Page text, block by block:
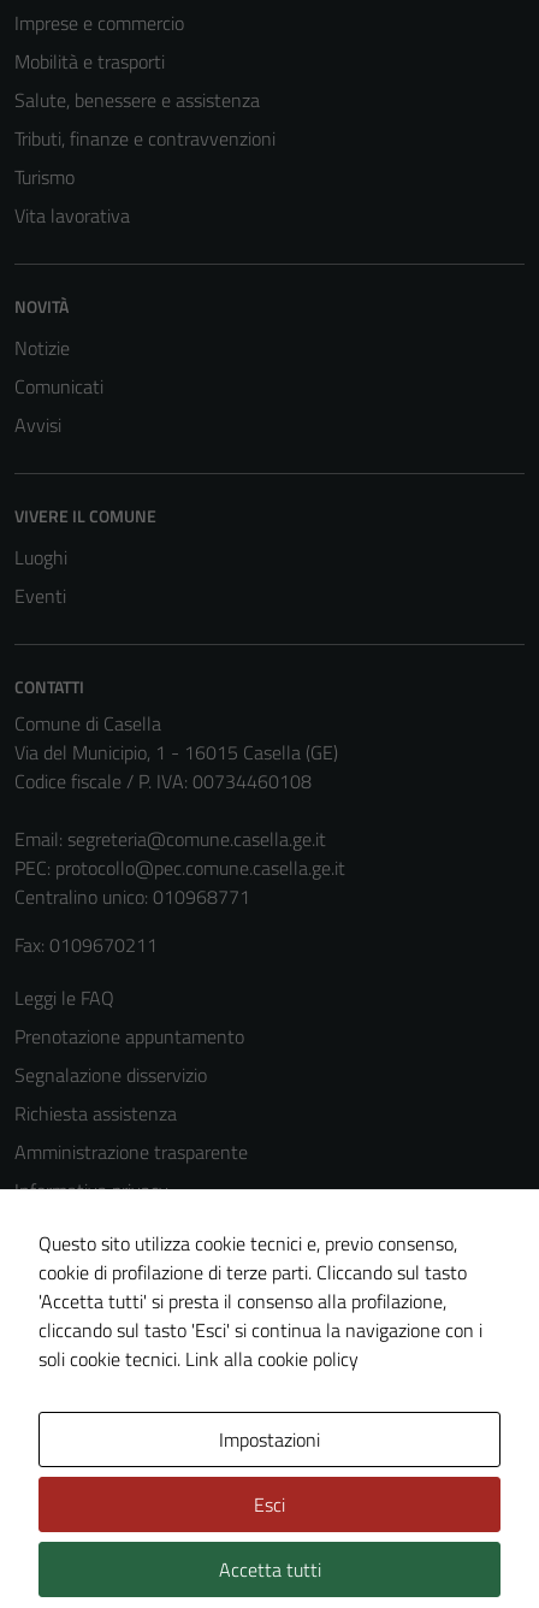
Imprese e commercio
Mobilità e trasporti
Salute, benessere e assistenza
Tributi, finanze e contravvenzioni
Turismo
Vita lavorativa
NOVITÀ
Notizie
Comunicati
Avvisi
VIVERE IL COMUNE
Luoghi
Eventi
CONTATTI
Comune di Casella
Via del Municipio, 1 - 16015 Casella (GE)
Codice fiscale / P. IVA: 00734460108
Email: segreteria@comune.casella.ge.it
PEC: protocollo@pec.comune.casella.ge.it
Centralino unico: 010968771
Fax: 0109670211
Leggi le FAQ
Prenotazione appuntamento
Segnalazione disservizio
Richiesta assistenza
Amministrazione trasparente
Informativa privacy
Cookie Policy
Note legali
Dichiarazione di accessibilità
Piano di miglioramento del sito
Technical Design s.r.l.
Questo sito utilizza cookie tecnici e, previo consenso,
cookie di profilazione di terze parti. Cliccando sul tasto
'Accetta tutti' si presta il consenso alla profilazione,
cliccando sul tasto 'Esci' si continua la navigazione con i
soli cookie tecnici. Link alla cookie policy
Impostazioni
Esci
Accetta tutti
per il
possono
essere
disabilitati.
non raccolgono
informazioni
estesa per i
dettagli) e
possono
essere
utilizzati
anche per la
La
disabilitazione
peggiore la
navigazione e